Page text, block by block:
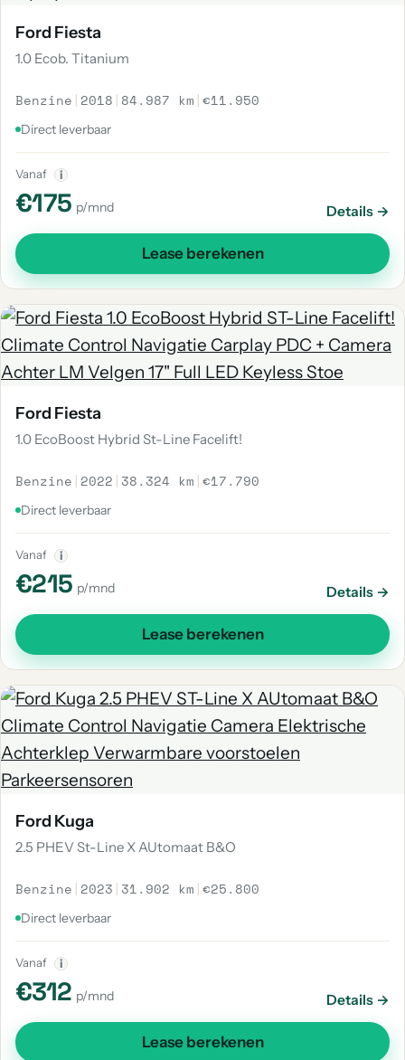
Ford Fiesta
1.0 Ecob. Titanium
Benzine | 2018 | 84.987 km |€11.950
Direct leverbaar
Vanaf i
€175 p/mnd Details →
Lease berekenen
Ford Fiesta
1.0 EcoBoost Hybrid St-Line Facelift!
Benzine | 2022 | 38.324 km |€17.790
Direct leverbaar
Vanaf i
€215 p/mnd Details →
Lease berekenen
Ford Kuga
2.5 PHEV St-Line X AUtomaat B&O
Benzine | 2023 | 31.902 km |€25.800
Direct leverbaar
Vanaf i
€312 p/mnd Details →
Lease berekenen